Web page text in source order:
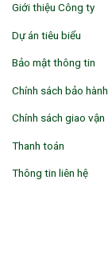
Giới thiệu Công ty
Dự án tiêu biểu
Bảo mật thông tin
Chính sách bảo hành
Chính sách giao vận
Thanh toán
Thông tin liên hệ